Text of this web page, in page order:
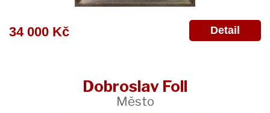
34 000 Kč Detail
Dobroslav Foll
Město